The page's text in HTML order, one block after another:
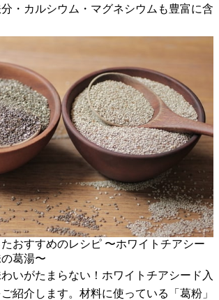
・カルシウム・マグネシウムも豊富に含
おすすめのレシピ 〜ホワイトチアシー
葛湯〜
いがたまらない！ホワイトチアシード入
紹介します。材料に使っている「葛粉」